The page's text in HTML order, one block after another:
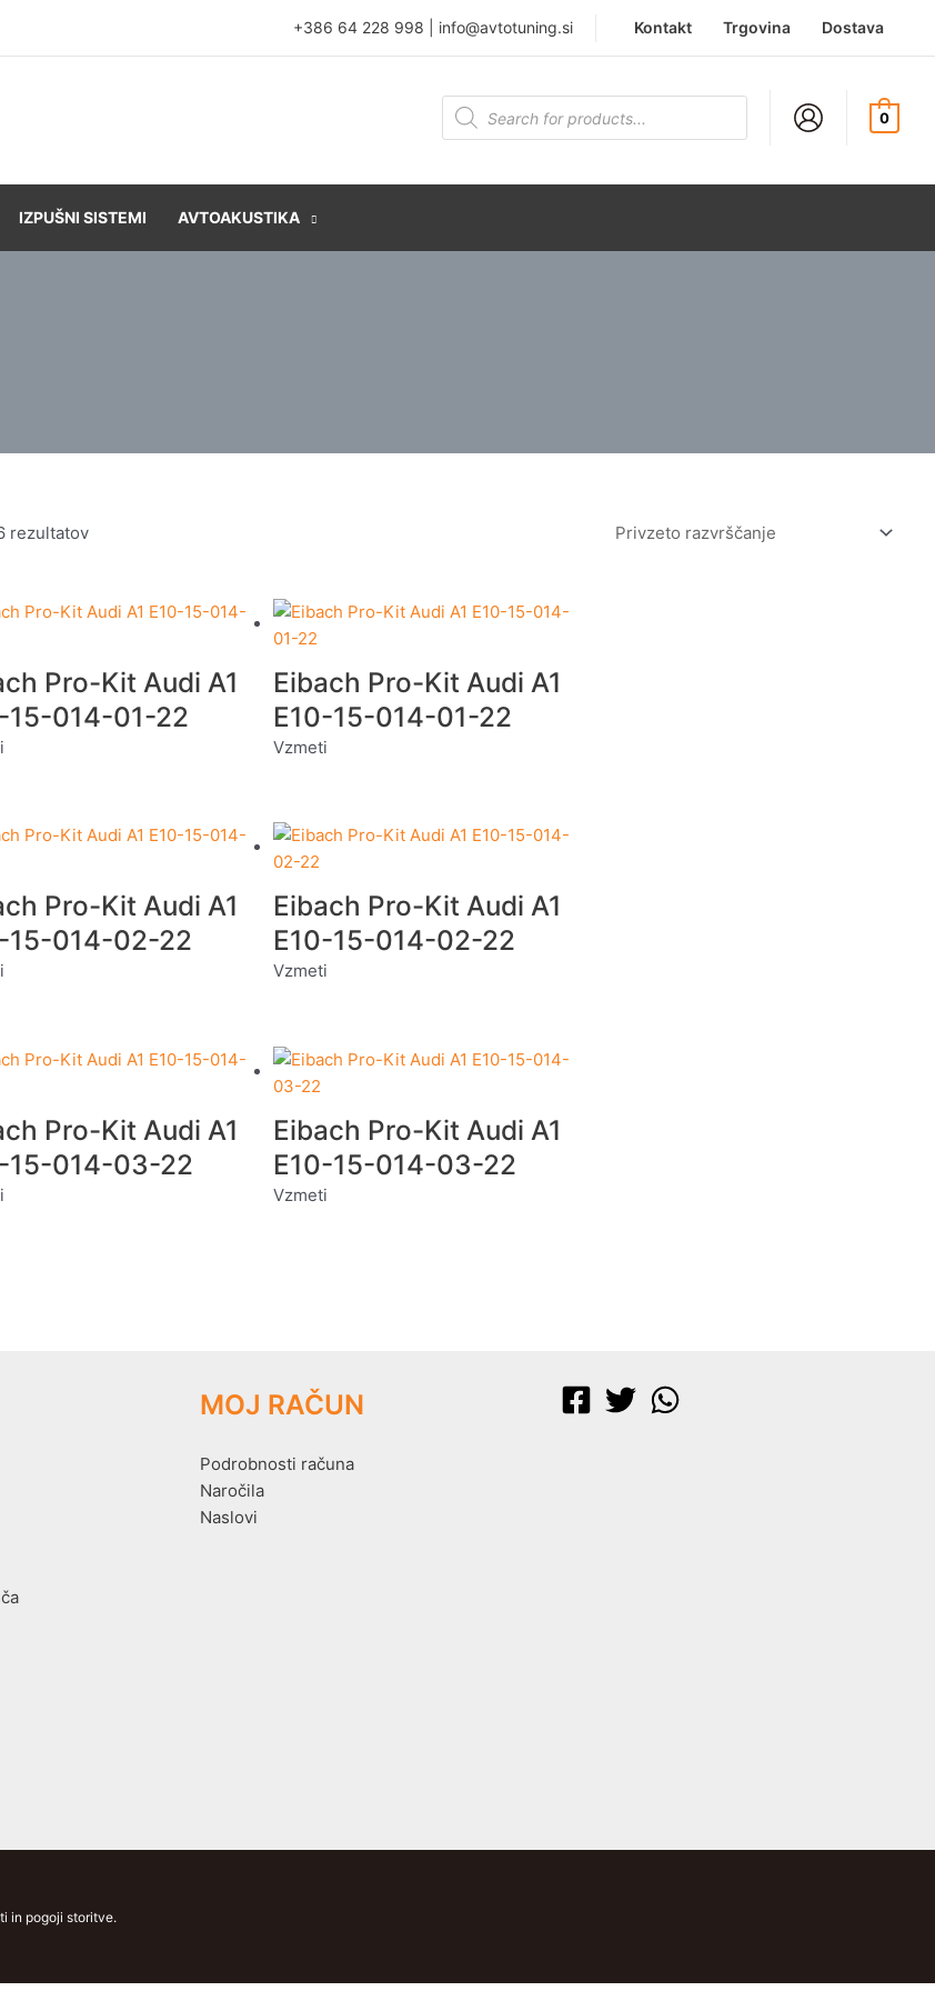
+386 64 228 998 info@avtotuning.si Kontakt Trgovina Dostava
Products
search 0
IZPUŠNI SISTEMI AVTOAKUSTIKA
rezultatov
Pro-Kit Audi A1
15-014-01-22
Eibach Pro-Kit Audi A1
E10-15-014-01-22
Vzmeti
Pro-Kit Audi A1
15-014-02-22
Eibach Pro-Kit Audi A1
E10-15-014-02-22
Vzmeti
Pro-Kit Audi A1
15-014-03-22
Eibach Pro-Kit Audi A1
E10-15-014-03-22
Vzmeti
MOJ RAČUN
Podrobnosti računa
Naročila
Naslovi
in pogoji storitve.